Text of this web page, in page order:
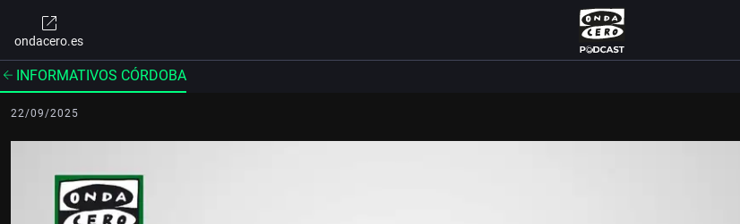
ondacero.es
INFORMATIVOS CÓRDOBA
22/09/2025